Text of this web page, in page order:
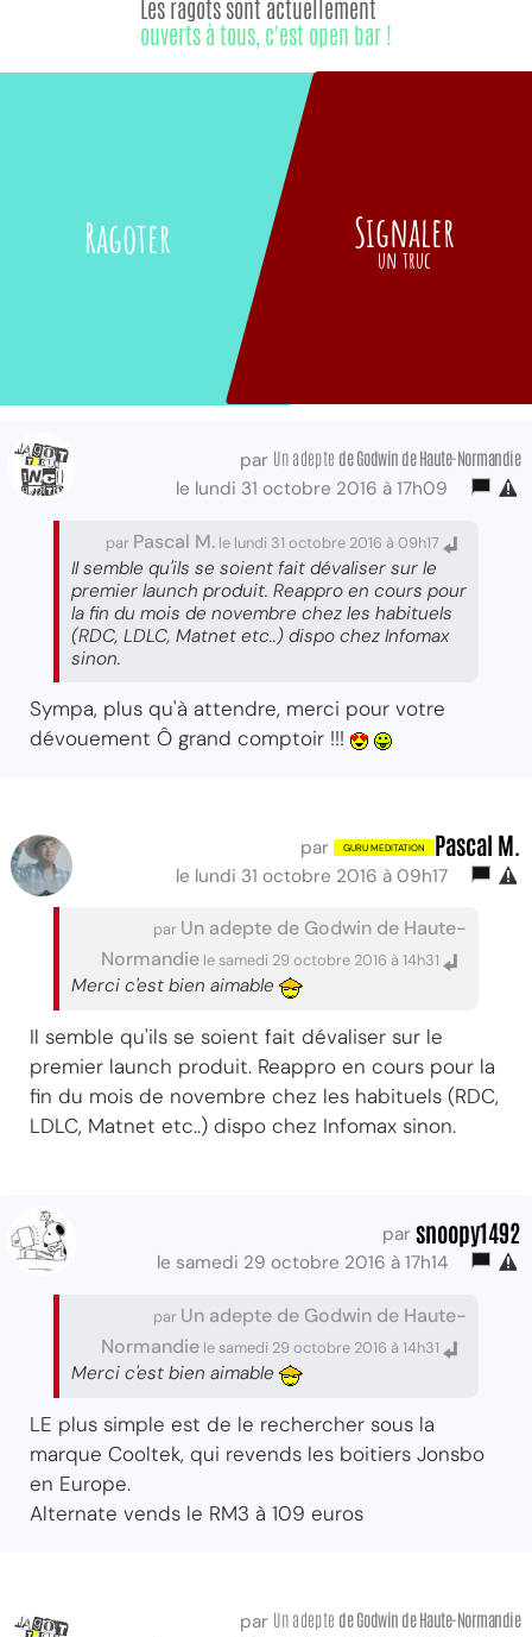
Ragoter
Les ragots sont actuellement
ouverts à tous, c'est open bar !
Signaler
un truc
par Un adepte de Godwin de Haute-Normandie
le lundi 31 octobre 2016 à 17h09
par Pascal M. le lundi 31 octobre 2016 à 09h17
Il semble qu'ils se soient fait dévaliser sur le
premier launch produit. Reappro en cours pour
la fin du mois de novembre chez les habituels
(RDC, LDLC, Matnet etc..) dispo chez Infomax
sinon.
Sympa, plus qu'à attendre, merci pour votre
dévouement Ô grand comptoir !!!
par Pascal M.
le lundi 31 octobre 2016 à 09h17
par Un adepte de Godwin de Haute-
Normandie le samedi 29 octobre 2016 à 14h31
Merci c'est bien aimable
Il semble qu'ils se soient fait dévaliser sur le
premier launch produit. Reappro en cours pour la
fin du mois de novembre chez les habituels (RDC,
LDLC, Matnet etc..) dispo chez Infomax sinon.
par snoopy1492
le samedi 29 octobre 2016 à 17h14
par Un adepte de Godwin de Haute-
Normandie le samedi 29 octobre 2016 à 14h31
Merci c'est bien aimable
LE plus simple est de le rechercher sous la
marque Cooltek, qui revends les boitiers Jonsbo
en Europe.
Alternate vends le RM3 à 109 euros
par Un adepte de Godwin de Haute-Normandie